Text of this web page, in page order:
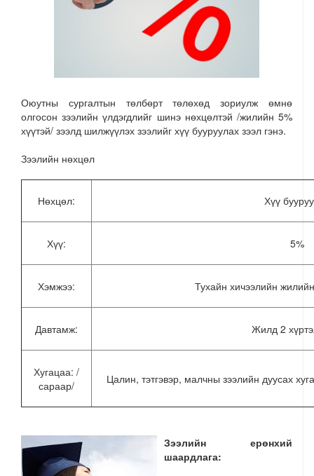
Оюутны сургалтын төлбөрт төлөхөд зориулж өмнө
олгосон зээлийн үлдэгдлийг шинэ нөхцөлтэй /жилийн 5%
хүүтэй/ зээлд шилжүүлэх зээлийг хүү бууруулах зээл гэнэ.
Зээлийн нөхцөл
Нөхцөл: Хүү
Хүү: 5%
Хэмжээ: Тухайн хичээлийн
Давтамж: Жилд 2
Хугацаа: /
сараар/
Цалин, тэтгэвэр, малчны зээлийн дуусах
Зээлийн ерөнхий
шаардлага: